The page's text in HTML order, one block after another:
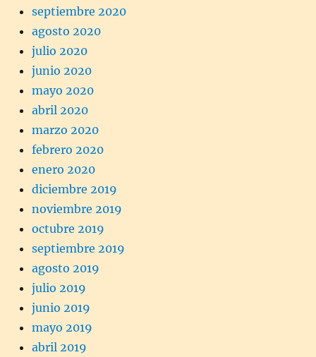
septiembre 2020
agosto 2020
julio 2020
junio 2020
mayo 2020
abril 2020
marzo 2020
febrero 2020
enero 2020
diciembre 2019
noviembre 2019
octubre 2019
septiembre 2019
agosto 2019
julio 2019
junio 2019
mayo 2019
abril 2019